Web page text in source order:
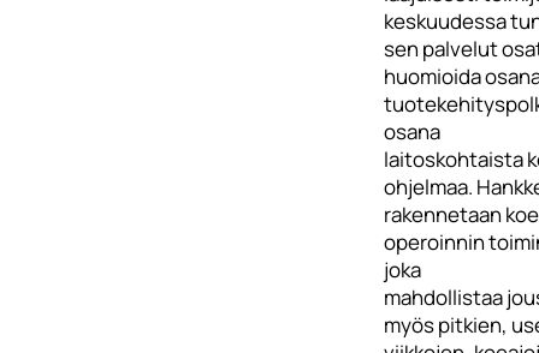
keskuudessa
sen palvelut
huomioida
osana
laitoskohtaista
ohjelmaa.
rakennetaan
operoinnin
joka
mahdollistaa
myös pitkien,